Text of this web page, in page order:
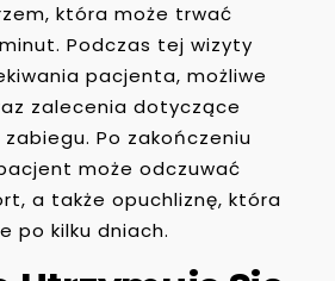
która może trwać
Podczas tej wizyty
pacjenta, możliwe
zalecenia dotyczące
Po zakończeniu
może odczuwać
a także opuchliznę, która
po kilku dniach.